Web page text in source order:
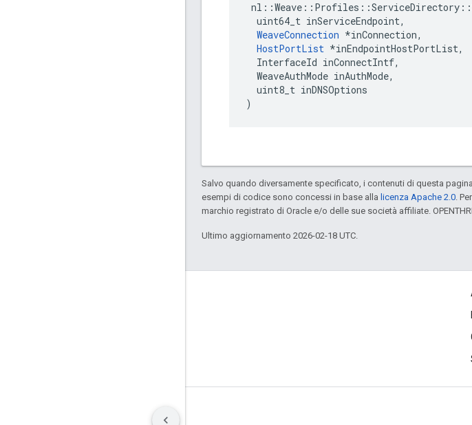
  uint64_t inServiceEndpoint,
WeaveConnection *inConnection,
HostPortList *inEndpointHostPortList,
  InterfaceId inConnectIntf,
  WeaveAuthMode inAuthMode,
  uint8_t inDNSOptions
)
Salvo quando diversamente specificato, i contenuti di questa
esempi di codice sono concessi in base alla licenza Apache 2.0.
marchio registrato di Oracle e/o delle sue società affiliate.
Ultimo aggiornamento 2026-02-18 UTC.
Manage cookies